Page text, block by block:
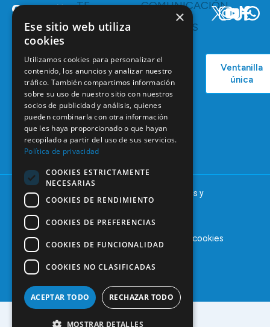
C/ Mauricio
Legendre,
28046
Madrid
91 561 29 05
informacion@coem.org.es
TE
Servicios y
Bolsa de
Empleo
Formación
Continuada
Tablón de
anuncios
COMUNICACIÓN
RECURSOS
Podcast
Ventanilla
única
© 2025 – COEM – Colegio Oficial de Odontólogos y
Estomatólogos de la I región
Aviso legal Política de cookies
×
Ese sitio web utiliza
cookies
Utilizamos cookies para personalizar el
contenido, los anuncios y analizar nuestro
tráfico. También compartimos información
sobre su uso de nuestro sitio con nuestros
socios de publicidad y análisis, quienes
pueden combinarla con otra información
que les haya proporcionado o que hayan
recopilado a partir del uso de sus servicios.
Política de privacidad
COOKIES ESTRICTAMENTE
NECESARIAS
COOKIES DE RENDIMIENTO
COOKIES DE PREFERENCIAS
COOKIES DE FUNCIONALIDAD
COOKIES NO CLASIFICADAS
ACEPTAR TODO RECHAZAR TODO
MOSTRAR DETALLES